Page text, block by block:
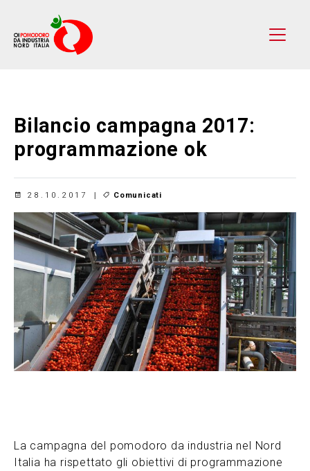
Bilancio campagna 2017:
programmazione ok
28.10.2017 Comunicati
La campagna del pomodoro da industria nel Nord
Italia ha rispettato gli obiettivi di programmazione